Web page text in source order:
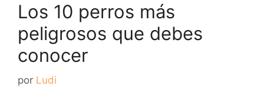
Los 10 perros más
peligrosos que debes
conocer
por Ludi